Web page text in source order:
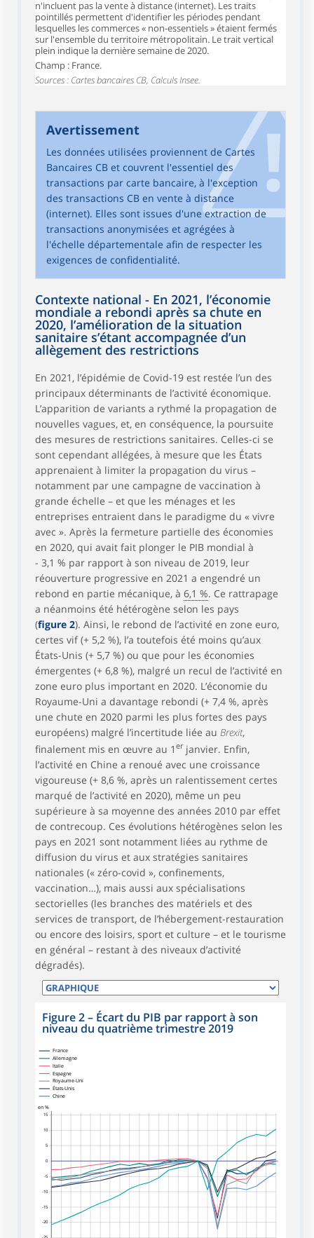
n'incluent pas la vente à distance (internet). Les traits
pointillés permettent d'identifier les périodes pendant
lesquelles les commerces « non-essentiels » étaient fermés
sur l'ensemble du territoire métropolitain. Le trait vertical
plein indique la dernière semaine de 2020.
Champ : France.
Sources : Cartes bancaires CB, Calculs Insee.
Avertissement
Les données utilisées proviennent de Cartes
Bancaires CB et couvrent l'essentiel des
transactions par carte bancaire, à l'exception
des transactions CB en vente à distance
(internet). Elles sont issues d'une extraction de
transactions anonymisées et agrégées à
l'échelle départementale afin de respecter les
exigences de confidentialité.
Contexte national - En 2021, l’économie
mondiale a rebondi après sa chute en
2020, l’amélioration de la situation
sanitaire s’étant accompagnée d’un
allègement des restrictions
En 2021, l’épidémie de Covid-19 est restée l’un des
principaux déterminants de l’activité économique.
L’apparition de variants a rythmé la propagation de
nouvelles vagues, et, en conséquence, la poursuite
des mesures de restrictions sanitaires. Celles-ci se
sont cependant allégées, à mesure que les États
apprenaient à limiter la propagation du virus –
notamment par une campagne de vaccination à
grande échelle – et que les ménages et les
entreprises entraient dans le paradigme du « vivre
avec ». Après la fermeture partielle des économies
en 2020, qui avait fait plonger le PIB mondial à
- 3,1 % par rapport à son niveau de 2019, leur
réouverture progressive en 2021 a engendré un
rebond en partie mécanique, à 6,1 %. Ce rattrapage
a néanmoins été hétérogène selon les pays
(figure 2). Ainsi, le rebond de l’activité en zone euro,
certes vif (+ 5,2 %), l’a toutefois été moins qu’aux
États-Unis (+ 5,7 %) ou que pour les économies
émergentes (+ 6,8 %), malgré un recul de l’activité en
zone euro plus important en 2020. L’économie du
Royaume-Uni a davantage rebondi (+ 7,4 %, après
une chute en 2020 parmi les plus fortes des pays
européens) malgré l’incertitude liée au Brexit,
finalement mis en œuvre au 1 erjanvier. Enfin,
l’activité en Chine a renoué avec une croissance
vigoureuse (+ 8,6 %, après un ralentissement certes
marqué de l’activité en 2020), même un peu
supérieure à sa moyenne des années 2010 par effet
de contrecoup. Ces évolutions hétérogènes selon les
pays en 2021 sont notamment liées au rythme de
diffusion du virus et aux stratégies sanitaires
nationales (« zéro-covid », confinements,
vaccination…), mais aussi aux spécialisations
sectorielles (les branches des matériels et des
services de transport, de l’hébergement-restauration
ou encore des loisirs, sport et culture – et le tourisme
en général – restant à des niveaux d’activité
dégradés).
Figure 2– Écart du PIB par rapport à son
niveau du quatrième trimestre 2019
0
5
10
15
-5
-10
-15
-20
en %
France
Allemagne
Italie
Espagne
Royaume-Uni
États-Unis
Chine